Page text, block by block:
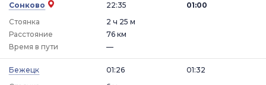
Сонково
22:35
Стоянка
2 ч 25 м
01:00
Расстояние
76 км
Время в пути
—
Бежецк
01:26
01:32